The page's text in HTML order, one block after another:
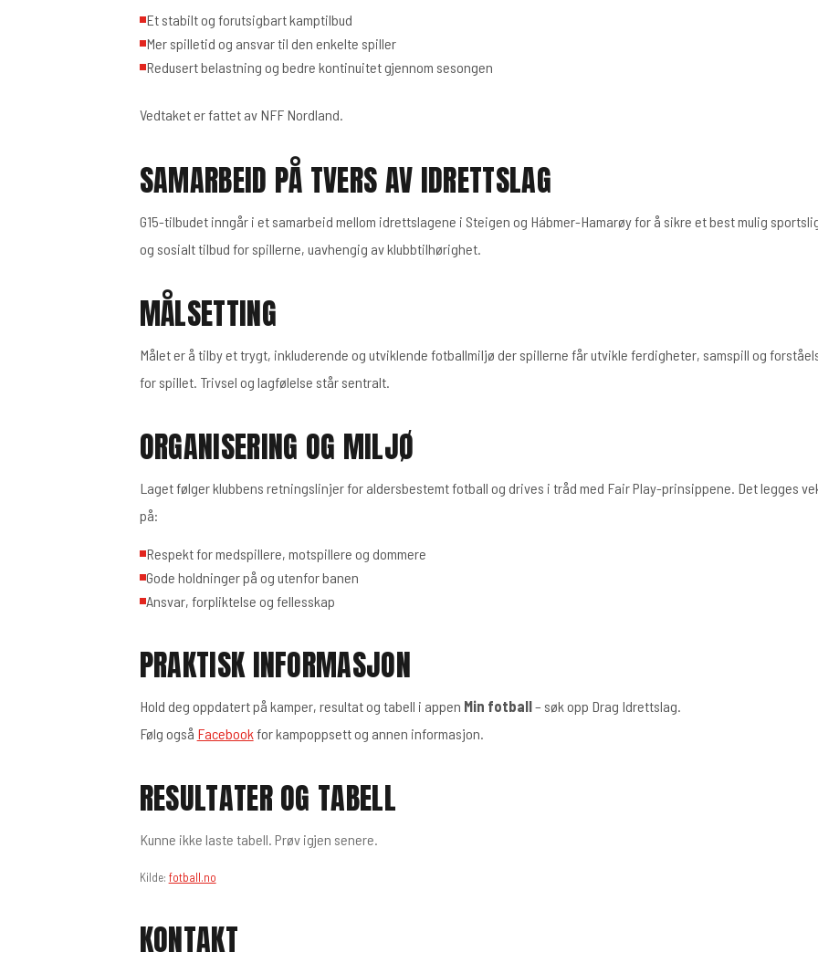
Et stabilt og forutsigbart kamptilbud
Mer spilletid og ansvar til den enkelte spiller
Redusert belastning og bedre kontinuitet gjennom sesongen
Vedtaket er fattet av NFF Nordland.
SAMARBEID PÅ TVERS AV IDRETTSLAG
G15-tilbudet inngår i et samarbeid mellom idrettslagene i Steigen og Hábmer-Hamarøy for å sikre et best mulig
og sosialt tilbud for spillerne, uavhengig av klubbtilhørighet.
MÅLSETTING
Målet er å tilby et trygt, inkluderende og utviklende fotballmiljø der spillerne får utvikle ferdigheter, samspill og
for spillet. Trivsel og lagfølelse står sentralt.
ORGANISERING OG MILJØ
Laget følger klubbens retningslinjer for aldersbestemt fotball og drives i tråd med Fair Play-prinsippene. Det legges
på:
Respekt for medspillere, motspillere og dommere
Gode holdninger på og utenfor banen
Ansvar, forpliktelse og fellesskap
PRAKTISK INFORMASJON
Hold deg oppdatert på kamper, resultat og tabell i appen Min fotball– søk opp Drag Idrettslag.
Følg også Facebook for kampoppsett og annen informasjon.
RESULTATER OG TABELL
Kunne ikke laste tabell. Prøv igjen senere.
Kilde: fotball.no
KONTAKT